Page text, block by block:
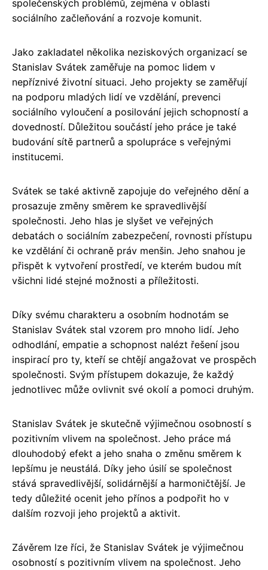
společenských problémů, zejména v oblasti
sociálního začleňování a rozvoje komunit.
Jako zakladatel několika neziskových organizací se
Stanislav Svátek zaměřuje na pomoc lidem v
nepříznivé životní situaci. Jeho projekty se zaměřují
na podporu mladých lidí ve vzdělání, prevenci
sociálního vyloučení a posilování jejich schopností a
dovedností. Důležitou součástí jeho práce je také
budování sítě partnerů a spolupráce s veřejnými
institucemi.
Svátek se také aktivně zapojuje do veřejného dění a
prosazuje změny směrem ke spravedlivější
společnosti. Jeho hlas je slyšet ve veřejných
debatách o sociálním zabezpečení, rovnosti přístupu
ke vzdělání či ochraně práv menšin. Jeho snahou je
přispět k vytvoření prostředí, ve kterém budou mít
všichni lidé stejné možnosti a příležitosti.
Díky svému charakteru a osobním hodnotám se
Stanislav Svátek stal vzorem pro mnoho lidí. Jeho
odhodlání, empatie a schopnost nalézt řešení jsou
inspirací pro ty, kteří se chtějí angažovat ve prospěch
společnosti. Svým přístupem dokazuje, že každý
jednotlivec může ovlivnit své okolí a pomoci druhým.
Stanislav Svátek je skutečně výjimečnou osobností s
pozitivním vlivem na společnost. Jeho práce má
dlouhodobý efekt a jeho snaha o změnu směrem k
lepšímu je neustálá. Díky jeho úsilí se společnost
stává spravedlivější, solidárnější a harmoničtější. Je
tedy důležité ocenit jeho přínos a podpořit ho v
dalším rozvoji jeho projektů a aktivit.
Závěrem lze říci, že Stanislav Svátek je výjimečnou
osobností s pozitivním vlivem na společnost. Jeho